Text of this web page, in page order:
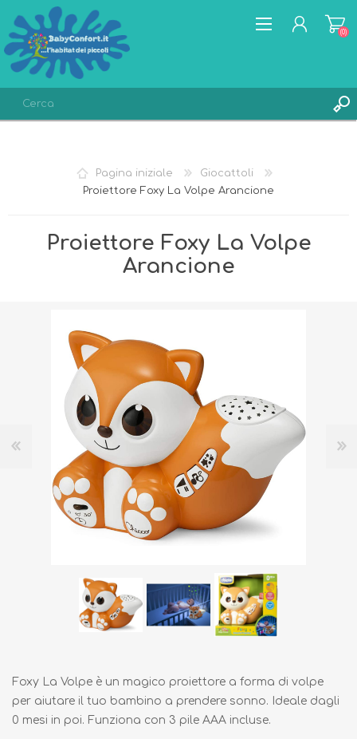
LISTA DEI DESIDERI
(0)
Pagina iniziale
Giocattoli
Proiettore Foxy La Volpe Arancione
Proiettore Foxy La Volpe
Arancione
Foxy La Volpe è un magico proiettore a forma di volpe
per aiutare il tuo bambino a prendere sonno. Ideale dagli
0 mesi in poi. Funziona con 3 pile AAA incluse.